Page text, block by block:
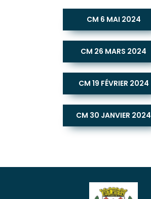
CM 6 MAI 2024
CM 26 MARS 2024
CM 19 FÉVRIER 2024
CM 30 JANVIER 2024